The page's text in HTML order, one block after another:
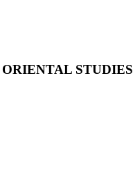
STUDIES